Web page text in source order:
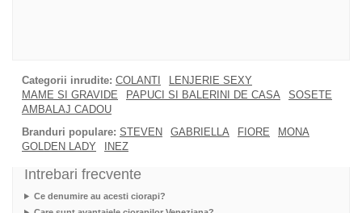
Categorii inrudite: COLANTI
LENJERIE SEXY
MAME SI GRAVIDE
PAPUCI SI BALERINI DE CASA
SOSETE
AMBALAJ CADOU
Branduri populare: STEVEN GABRIELLA FIORE
MONA
GOLDEN LADY
INEZ
Intrebari frecvente
Ce denumire au acesti ciorapi?